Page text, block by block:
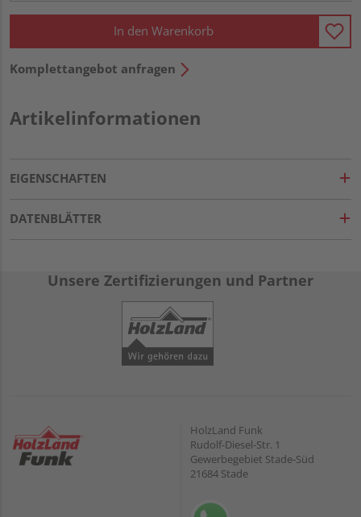
In den Warenkorb
Komplettangebot anfragen
Artikelinformationen
EIGENSCHAFTEN
DATENBLÄTTER
Unsere Zertifizierungen und Partner
HolzLand Funk
Rudolf-Diesel-Str. 1
Gewerbegebiet Stade-Süd
21684 Stade